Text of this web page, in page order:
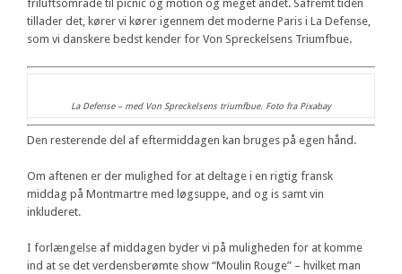
friluftsområde til picnic og motion og meget andet. Såfremt tiden
tillader det, kører vi kører igennem det moderne Paris i La Defense,
som vi danskere bedst kender for Von Spreckelsens Triumfbue.
La Defense – med Von Spreckelsens triumfbue. Foto fra Pixabay
Den resterende del af eftermiddagen kan bruges på egen hånd.
Om aftenen er der mulighed for at deltage i en rigtig fransk
middag på Montmartre med løgsuppe, and og is samt vin
inkluderet.
I forlængelse af middagen byder vi på muligheden for at komme
ind at se det verdensberømte show “Moulin Rouge” – hvilket man